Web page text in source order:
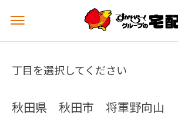
メ
ュ
を
丁目を選択してください
秋田県 秋田市 将軍野向山